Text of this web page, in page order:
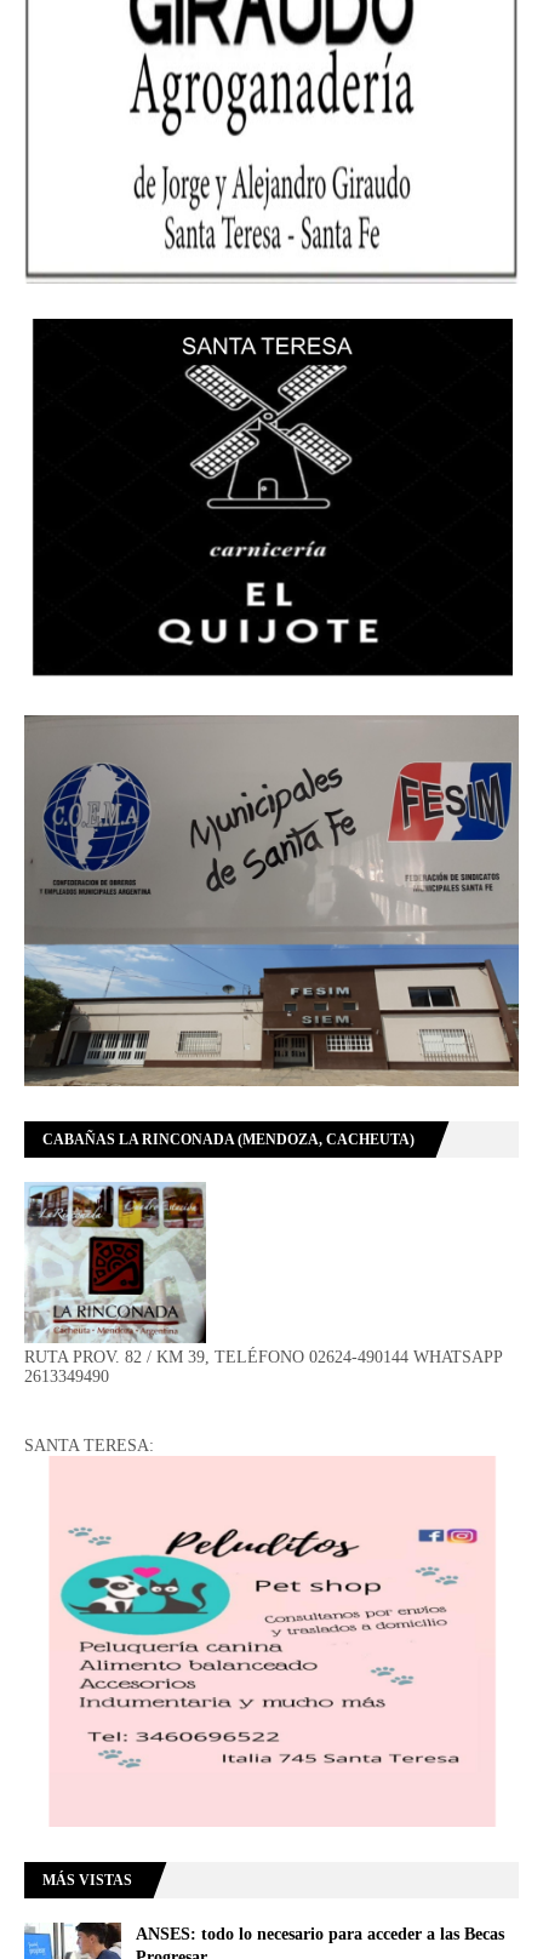
CABAÑAS LA RINCONADA (MENDOZA, CACHEUTA)
RUTA PROV. 82 / KM 39, TELÉFONO 02624-490144 WHATSAPP
2613349490
SANTA TERESA:
MÁS VISTAS
ANSES: todo lo necesario para acceder a las Becas